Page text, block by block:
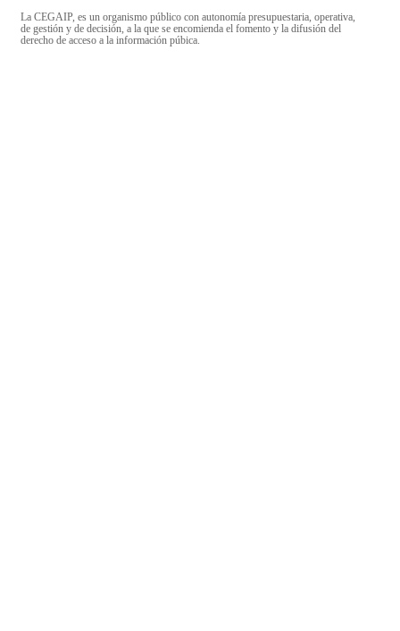
La CEGAIP, es un organismo público con autonomía presupuestaria, operativa,
de gestión y de decisión, a la que se encomienda el fomento y la difusión del
derecho de acceso a la información púbica.